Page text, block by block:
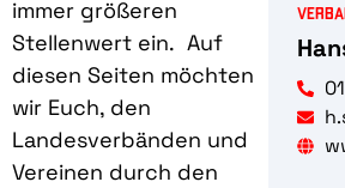
immer größeren
Stellenwert ein. Auf
diesen Seiten möchten
wir Euch, den
Landesverbänden und
Vereinen durch den